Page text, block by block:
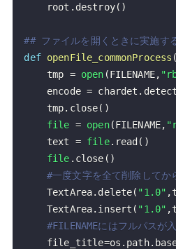
    root
. destroy( )
## ファイルを開くときに実施す
def openFile_commonProcess (
    tmp
= open (FILENAME,
    encode
= chardet . detect
    tmp
. close( )
file = open(FILENAME,
    text
= file. read ( )
file . close ( )
#一度文字を全て削除してか
    TextArea
. delete( "1.0" ,
    TextArea
. insert ( "1.0" ,
#FILENAMEにはフルパスが
    file_title
=os . path.